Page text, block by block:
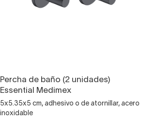
Percha de baño (2 unidades)
Essential Medimex
5x5.35x5 cm, adhesivo o de atornillar, acero
inoxidable